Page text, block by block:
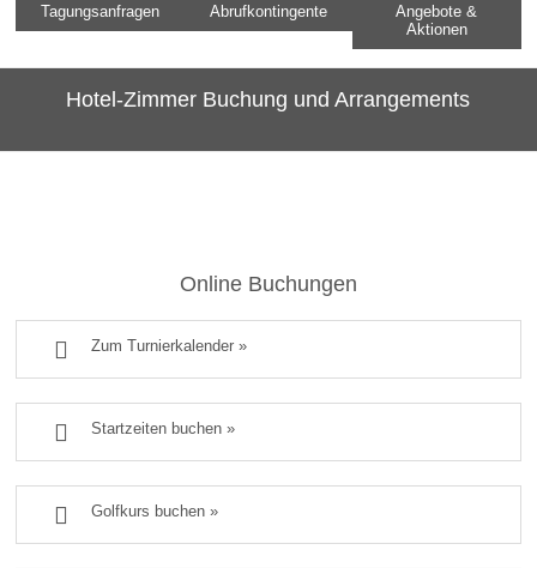
Tagungsanfragen Abrufkontingente
Angebote &
Aktionen
Hotel-Zimmer Buchung und Arrangements
Online Buchungen
 Zum Turnierkalender »
 Startzeiten buchen »
 Golfkurs buchen »